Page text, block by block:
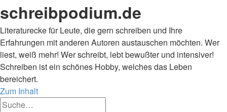
schreibpodium.de
Literaturecke für Leute, die gern schreiben und Ihre
Erfahrungen mit anderen Autoren austauschen möchten. Wer
liest, weiß mehr! Wer schreibt, lebt bewußter und intensiver!
Schreiben ist ein schönes Hobby, welches das Leben
bereichert.
Zum Inhalt